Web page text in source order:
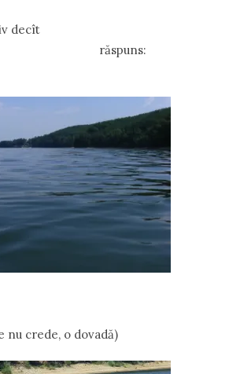
decît
răspuns:
nu crede, o dovadă)